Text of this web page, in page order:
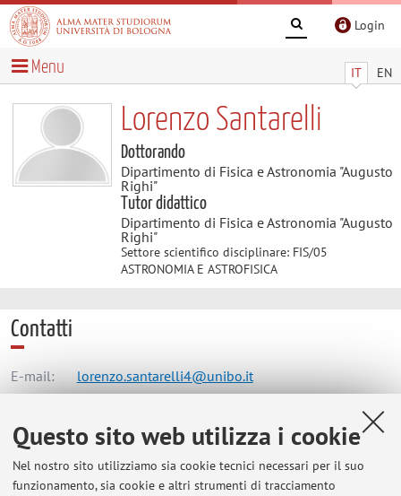
Questo sito web utilizza i cookie
Nel nostro sito utilizziamo sia cookie tecnici necessari per il suo
funzionamento, sia cookie e altri strumenti di tracciamento
Login
IT EN
Menu
Lorenzo Santarelli
Dottorando
Dipartimento di Fisica e Astronomia "Augusto
Righi"
Tutor didattico
Dipartimento di Fisica e Astronomia "Augusto
Righi"
Settore scientifico disciplinare: FIS/05
ASTRONOMIA E ASTROFISICA
Contatti
E-mail: lorenzo.santarelli4@unibo.it
Dipartimento di Fisica e Astronomia "Augusto Righi"
Viale Berti Pichat 6/2, Bologna -Vai alla mappa